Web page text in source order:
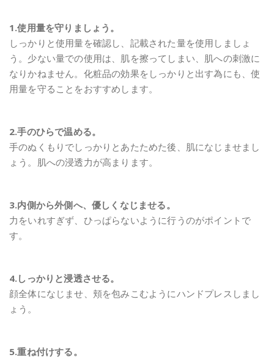
1.使用量を守りましょう。
しっかりと使用量を確認し、記載された量を使用しましょ
う。少ない量での使用は、肌を擦ってしまい、肌への刺激に
なりかねません。化粧品の効果をしっかりと出す為にも、使
用量を守ることをおすすめします。
2.手のひらで温める。
手のぬくもりでしっかりとあたためた後、肌になじませまし
ょう。肌への浸透力が高まります。
3.内側から外側へ、優しくなじませる。
力をいれすぎず、ひっぱらないように行うのがポイントで
す。
4.しっかりと浸透させる。
顔全体になじませ、頬を包みこむようにハンドプレスしまし
ょう。
5.重ね付けする。